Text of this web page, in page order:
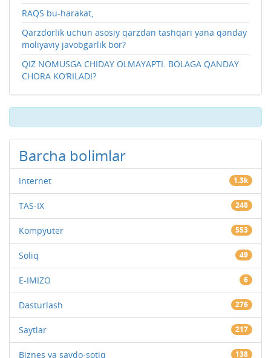
RAQS bu-harakat,
Qarzdorlik uchun asosiy qarzdan tashqari yana qanday
moliyaviy javobgarlik bor?
QIZ NOMUSGA CHIDAY OLMAYAPTI. BOLAGA QANDAY
CHORA KO‘RILADI?
Barcha bolimlar
Internet 1.3k
TAS-IX 248
Kompyuter 553
Soliq 49
E-IMIZO 6
Dasturlash 276
Saytlar 217
Biznes va savdo-sotiq 138